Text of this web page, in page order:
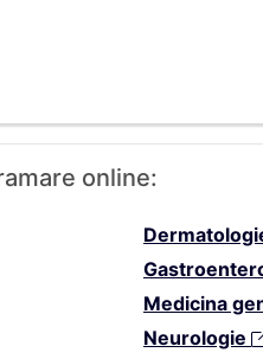
online:
Medicina
Neurologie